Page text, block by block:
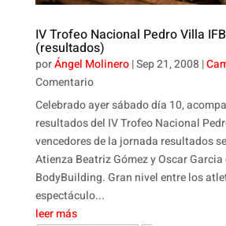
IV Trofeo Nacional Pedro Villa
(resultados)
porÁngel Molinero|Sep 21, 2008 |
Comentario
Celebrado ayer sábado día 10,
resultados del IV Trofeo Nacional
vencedores de la jornada resultados
Atienza Beatriz Gómez y Oscar
BodyBuilding. Gran nivel entre los
espectáculo...
leer más